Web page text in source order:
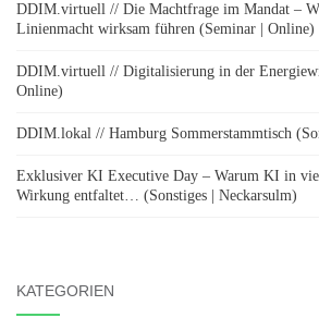
DDIM.virtuell // Die Machtfrage im Mandat –
Linienmacht wirksam führen (Seminar | Online)
DDIM.virtuell // Digitalisierung in der
Online)
DDIM.lokal // Hamburg Sommerstammtisch
Exklusiver KI Executive Day – Warum KI in
Wirkung entfaltet… (Sonstiges | Neckarsulm)
KATEGORIEN